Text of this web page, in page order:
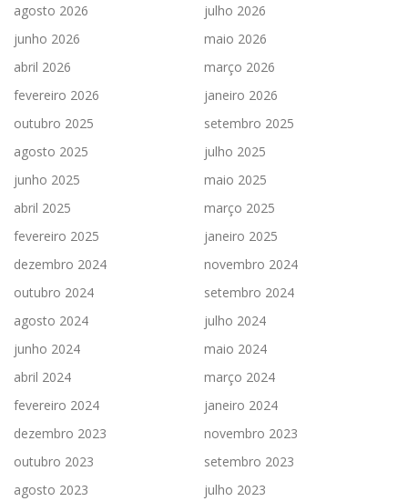
agosto 2026
julho 2026
junho 2026
maio 2026
abril 2026
março 2026
fevereiro 2026
janeiro 2026
outubro 2025
setembro 2025
agosto 2025
julho 2025
junho 2025
maio 2025
abril 2025
março 2025
fevereiro 2025
janeiro 2025
dezembro 2024
novembro 2024
outubro 2024
setembro 2024
agosto 2024
julho 2024
junho 2024
maio 2024
abril 2024
março 2024
fevereiro 2024
janeiro 2024
dezembro 2023
novembro 2023
outubro 2023
setembro 2023
agosto 2023
julho 2023